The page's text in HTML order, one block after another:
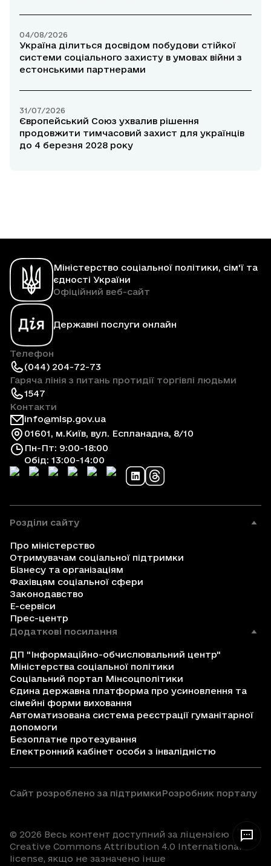
04/08/2026
Україна ділиться досвідом побудови стійкої
системи соціального захисту в умовах війни з
естонськими партнерами
31/07/2026
Європейський Союз ухвалив рішення
продовжити тимчасовий захист для українців
до 4 березня 2028 року
Міністерство соціальної політики, сім'ї та
єдності України
Офіційний веб-сайт
Державні послуги онлайн
Телефон
(044) 204-72-73
Гаряча лінія з питань протидії торгівлі людьми
1547
Контакти
info@mlsp.gov.ua
01601, м.Київ, вул. Еспланадна, 8/10
Пн-Пт: 9:00-18:00
Обід: 13:00-14:00
Розділи сайту
Про міністерство
Отримувачам соціальної підтримки
Бізнесу та організаціям
Фахівцям соціальної сфери
Законодавство
Е-сервіси
Прес-центр
Додаткові посилання
ДП "Інформаційно-обчислювальний центр"
Міністерства соціальної політики
Соціальний портал Мінсоцполітики
Єдина державна платформа про усиновлення та
сімейні форми виховання
Автоматизована система реєстрації гуманітарної
допомоги
Безоплатне протезування
Електронний кабінет особи з інвалідністю
Сайт розроблено за підтримкиРозробник порталу
© 2026 Весь контент доступний за ліцензією
Creative Commons Attribution 4.0 International
license, якщо не зазначено інше